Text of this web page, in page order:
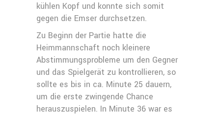
kühlen Kopf und konnte sich somit
gegen die Emser durchsetzen.
Zu Beginn der Partie hatte die
Heimmannschaft noch kleinere
Abstimmungsprobleme um den Gegner
und das Spielgerät zu kontrollieren, so
sollte es bis in ca. Minute 25 dauern,
um die erste zwingende Chance
herauszuspielen. In Minute 36 war es